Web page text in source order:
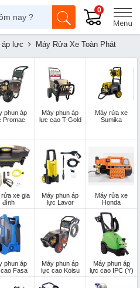
0
áp lực Máy Rửa Xe Toàn Phát
phun áp
Promac
Máy phun áp
lực cao T-Gold
Máy rửa xe
Sumika
rửa xe gia
đình
Máy phun áp
lực Lavor
Máy rửa xe
Honda
phun áp
cao Fasa
Máy phun áp
lực cao Koisu
Máy phun áp
lực cao IPC (Ý)